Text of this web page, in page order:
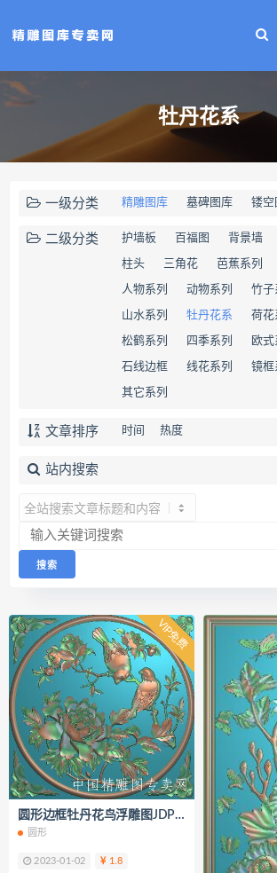
牡丹花系
一级分类 精雕图库 墓碑图库 镂空
二级分类 护墙板 百福图 背景墙
柱头 三角花 芭蕉系列
人物系列 动物系列 竹子
山水系列 牡丹花系 荷花
松鹤系列 四季系列 欧式
石线边框 线花系列 镜框
其它系列
文章排序 时间 热度
站内搜索
VIP免费
圆形边框牡丹花鸟浮雕图JDP蝙蝠B201
圆形
2023-01-02 1.8